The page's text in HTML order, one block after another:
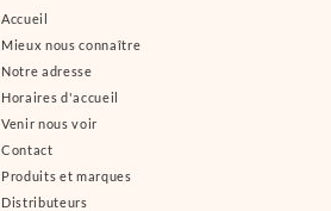
Accueil
Mieux nous connaître
Notre adresse
Horaires d'accueil
Venir nous voir
Contact
Produits et marques
Distributeurs